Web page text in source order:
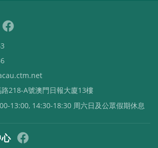
218-A號澳門日報大廈13樓
13:00, 14:30-18:30 周六日及公眾假期休息